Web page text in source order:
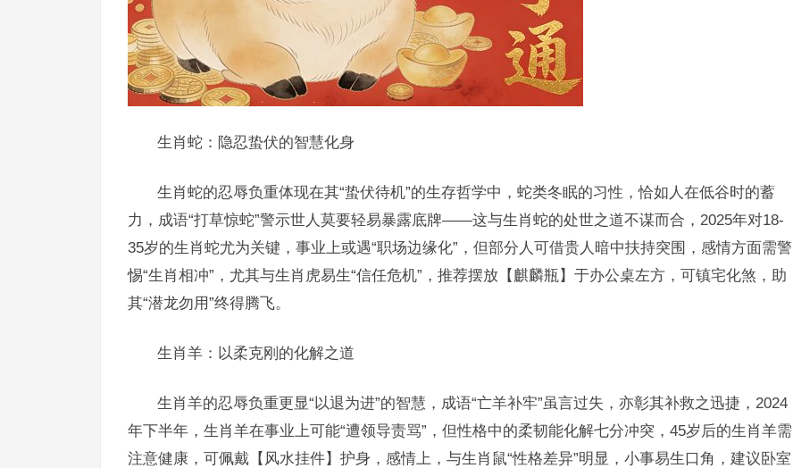
生肖蛇：隐忍蛰伏的智慧化身
生肖蛇的忍辱负重体现在其“蛰伏待机”的生存哲学中，蛇类冬眠的习性，恰如人在低谷时的蓄
力，成语“打草惊蛇”警示世人莫要轻易暴露底牌——这与生肖蛇的处世之道不谋而合，2025年对18-
35岁的生肖蛇尤为关键，事业上或遇“职场边缘化”，但部分人可借贵人暗中扶持突围，感情方面需警
惕“生肖相冲”，尤其与生肖虎易生“信任危机”，推荐摆放【麒麟瓶】于办公桌左方，可镇宅化煞，助
其“潜龙勿用”终得腾飞。
生肖羊：以柔克刚的化解之道
生肖羊的忍辱负重更显“以退为进”的智慧，成语“亡羊补牢”虽言过失，亦彰其补救之迅捷，2024
年下半年，生肖羊在事业上可能“遭领导责骂”，但性格中的柔韧能化解七分冲突，45岁后的生肖羊需
注意健康，可佩戴【风水挂件】护身，感情上，与生肖鼠“性格差异”明显，小事易生口角，建议卧室